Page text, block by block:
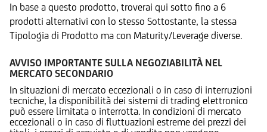
In base a questo prodotto, troverai qui sotto fino a 6
prodotti alternativi con lo stesso Sottostante, la stessa
Tipologia di Prodotto ma con Maturity/Leverage diverse.
AVVISO IMPORTANTE SULLA NEGOZIABILITÀ NEL
MERCATO SECONDARIO
In situazioni di mercato eccezionali o in caso di interruzioni
tecniche, la disponibilità dei sistemi di trading elettronico
può essere limitata o interrotta. In condizioni di mercato
eccezionali o in caso di fluttuazioni estreme dei prezzi dei